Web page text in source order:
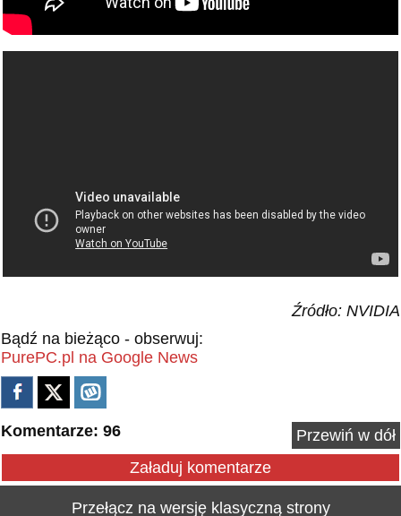
Źródło: NVIDIA
Bądź na bieżąco - obserwuj:
PurePC.pl na Google News
Komentarze: 96
Przewiń w dół
Załaduj komentarze
Przełącz na wersję klasyczną strony